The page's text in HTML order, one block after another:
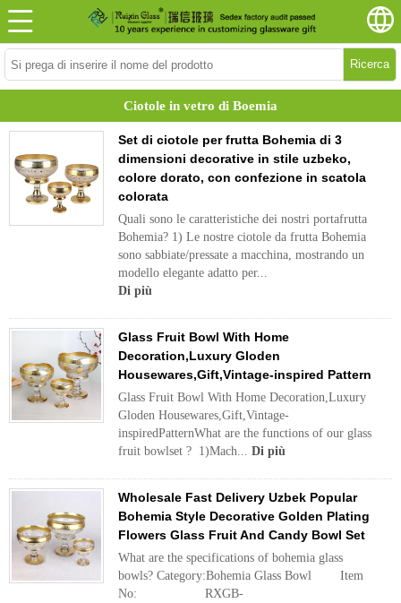
Ricerca
Ciotole in vetro di Boemia
Set di ciotole per frutta Bohemia di 3
dimensioni decorative in stile uzbeko,
colore dorato, con confezione in scatola
colorata
Quali sono le caratteristiche dei nostri portafrutta
Bohemia? 1) Le nostre ciotole da frutta Bohemia
sono sabbiate/pressate a macchina, mostrando un
modello elegante adatto per...
Di più
Glass Fruit Bowl With Home
Decoration,Luxury Gloden
Housewares,Gift,Vintage-inspired Pattern
Glass Fruit Bowl With Home Decoration,Luxury
Gloden Housewares,Gift,Vintage-
inspiredPatternWhat are the functions of our glass
fruit bowlset ? 1)Mach... Di più
Wholesale Fast Delivery Uzbek Popular
Bohemia Style Decorative Golden Plating
Flowers Glass Fruit And Candy Bowl Set
What are the specifications of bohemia glass
bowls? Category:Bohemia Glass Bowl Item
No: RXGB-